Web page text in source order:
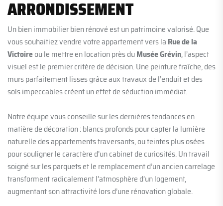
ARRONDISSEMENT
Un bien immobilier bien rénové est un patrimoine valorisé. Que
vous souhaitiez vendre votre appartement vers la Rue de la
Victoireou le mettre en location près duMusée Grévin, l’aspect
visuel est le premier critère de décision. Une peinture fraîche, des
murs parfaitement lisses grâce aux travaux de l’enduit et des
sols impeccables créent un effet de séduction immédiat.
Notre équipe vous conseille sur les dernières tendances en
matière de décoration : blancs profonds pour capter la lumière
naturelle des appartements traversants, ou teintes plus osées
pour souligner le caractère d’un cabinet de curiosités. Un travail
soigné sur les parquets et le remplacement d’un ancien carrelage
transforment radicalement l’atmosphère d’un logement,
augmentant son attractivité lors d’une rénovation globale.